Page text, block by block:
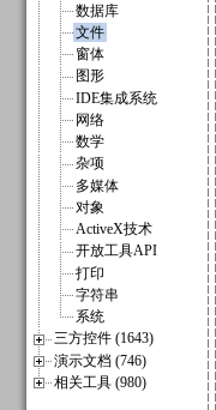
数据库
文件
窗体
图形
IDE集成系统
网络
数学
杂项
多媒体
对象
ActiveX技术
开放工具API
打印
字符串
系统
三方控件 (1643)
演示文档 (746)
相关工具 (980)